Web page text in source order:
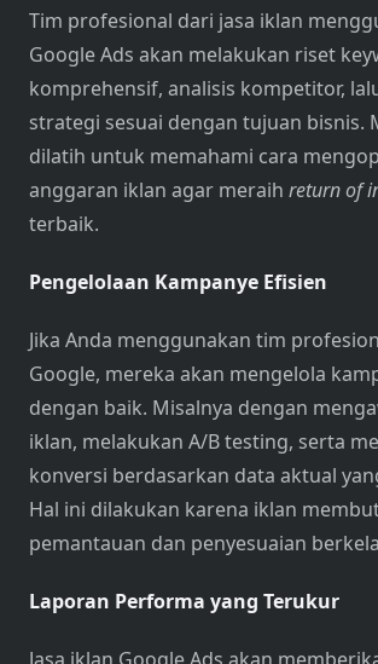
Tim profesional dari jasa iklan
Google Ads akan melakukan riset
komprehensif, analisis kompetitor,
strategi sesuai dengan tujuan bisnis.
dilatih untuk memahami cara
anggaran iklan agar meraih return of
terbaik.
Pengelolaan Kampanye Efisien
Jika Anda menggunakan tim
Google, mereka akan mengelola
dengan baik. Misalnya dengan
iklan, melakukan A/B testing, serta
konversi berdasarkan data aktual
Hal ini dilakukan karena iklan
pemantauan dan penyesuaian
Laporan Performa yang Terukur